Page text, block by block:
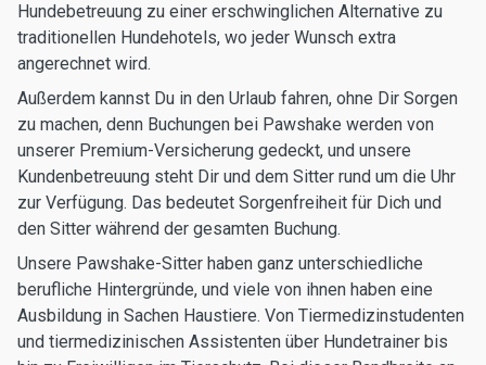
Hundebetreuung zu einer erschwinglichen Alternative zu
traditionellen Hundehotels, wo jeder Wunsch extra
angerechnet wird.
Außerdem kannst Du in den Urlaub fahren, ohne Dir Sorgen
zu machen, denn Buchungen bei Pawshake werden von
unserer Premium-Versicherung gedeckt, und unsere
Kundenbetreuung steht Dir und dem Sitter rund um die Uhr
zur Verfügung. Das bedeutet Sorgenfreiheit für Dich und
den Sitter während der gesamten Buchung.
Unsere Pawshake-Sitter haben ganz unterschiedliche
berufliche Hintergründe, und viele von ihnen haben eine
Ausbildung in Sachen Haustiere. Von Tiermedizinstudenten
und tiermedizinischen Assistenten über Hundetrainer bis